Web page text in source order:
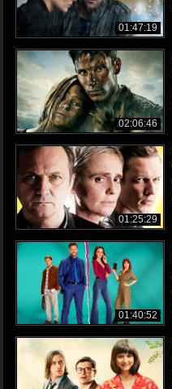
01:47:19
02:06:46
01:25:29
01:40:52